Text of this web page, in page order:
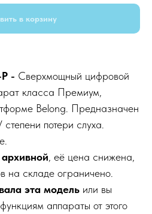
в корзину
- Сверхмощный цифровой
класса Премиум,
Belong. Предназначен
потери слуха.
архивной, её цена снижена,
на складе ограничено.
эта модель или вы
аппараты от этого